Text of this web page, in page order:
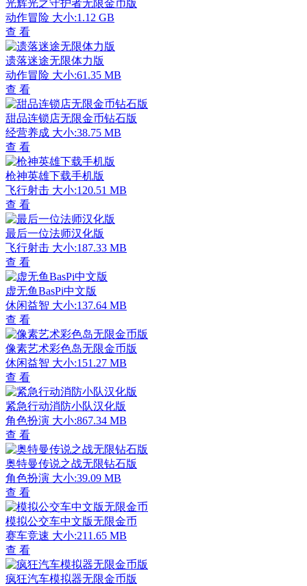
光辉光之守护者无限金币版
动作冒险 大小:1.12 GB
查 看
遗落迷途无限体力版
动作冒险 大小:61.35 MB
查 看
甜品连锁店无限金币钻石版
经营养成 大小:38.75 MB
查 看
枪神英雄下载手机版
飞行射击 大小:120.51 MB
查 看
最后一位法师汉化版
飞行射击 大小:187.33 MB
查 看
虚无鱼BasPi中文版
休闲益智 大小:137.64 MB
查 看
像素艺术彩色岛无限金币版
休闲益智 大小:151.27 MB
查 看
紧急行动消防小队汉化版
角色扮演 大小:867.34 MB
查 看
奥特曼传说之战无限钻石版
角色扮演 大小:39.09 MB
查 看
模拟公交车中文版无限金币
赛车竞速 大小:211.65 MB
查 看
疯狂汽车模拟器无限金币版